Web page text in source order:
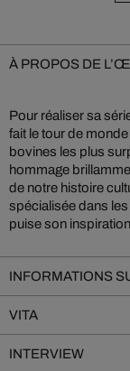
À PROPOS DE
Pour réaliser sa
fait le tour de
bovines les plus
hommage
de notre histoire
spécialisée dans
puise son
INFORMATIONS
VITA
INTERVIEW